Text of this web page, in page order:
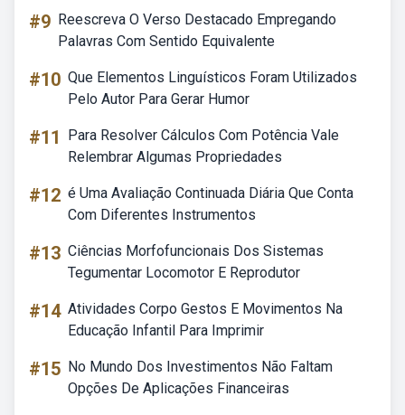
#9 Reescreva O Verso Destacado Empregando
Palavras Com Sentido Equivalente
#10 Que Elementos Linguísticos Foram Utilizados
Pelo Autor Para Gerar Humor
#11
Para Resolver Cálculos Com Potência Vale
Relembrar Algumas Propriedades
#12 é Uma Avaliação Continuada Diária Que Conta
Com Diferentes Instrumentos
#13 Ciências Morfofuncionais Dos Sistemas
Tegumentar Locomotor E Reprodutor
#14 Atividades Corpo Gestos E Movimentos Na
Educação Infantil Para Imprimir
#15 No Mundo Dos Investimentos Não Faltam
Opções De Aplicações Financeiras